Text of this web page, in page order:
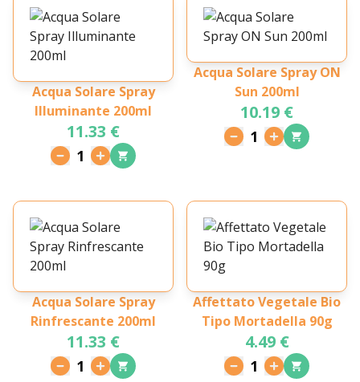
Acqua Solare Spray
Illuminante 200ml
11.33 €
1
Acqua Solare Spray ON
Sun 200ml
10.19 €
1
Acqua Solare Spray
Rinfrescante 200ml
11.33 €
1
Affettato Vegetale Bio
Tipo Mortadella 90g
4.49 €
1